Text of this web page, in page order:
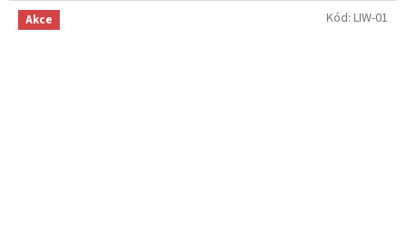
Akce Kód: LIW-01